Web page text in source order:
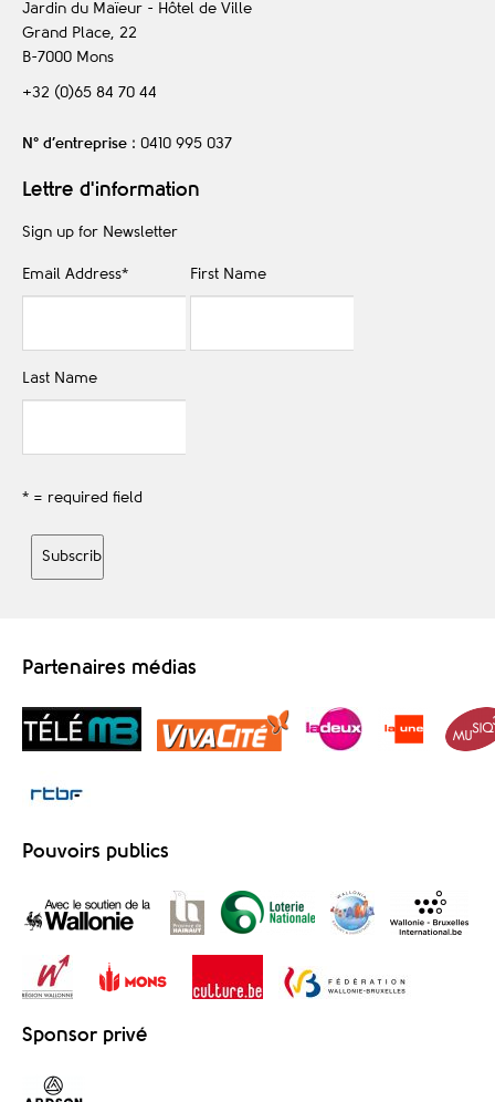
Jardin du Maïeur - Hôtel de Ville
Grand Place, 22
B-7000 Mons
+32 (0)65 84 70 44
N° d’entreprise : 0410 995 037
Lettre d'information
Sign up for Newsletter
Email Address* First Name
Last Name
* = required field
Partenaires médias
Pouvoirs publics
Sponsor privé